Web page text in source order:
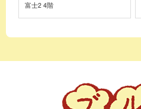
富士2 4階